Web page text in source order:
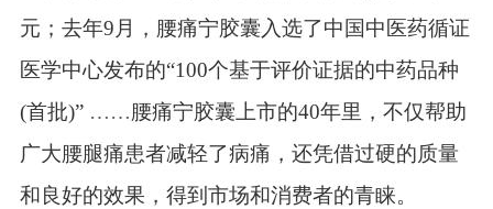
元；去年9月，腰痛宁胶囊入选了中国中医药循证
医学中心发布的“100个基于评价证据的中药品种
(首批)” ……腰痛宁胶囊上市的40年里，不仅帮助
广大腰腿痛患者减轻了病痛，还凭借过硬的质量
和良好的效果，得到市场和消费者的青睐。